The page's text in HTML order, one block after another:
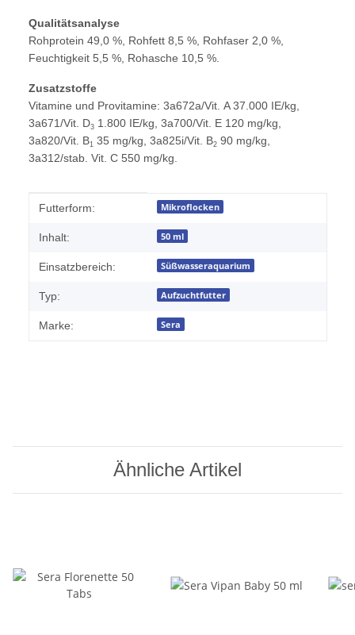
Qualitätsanalyse
Rohprotein 49,0 %, Rohfett 8,5 %, Rohfaser 2,0 %,
Feuchtigkeit 5,5 %, Rohasche 10,5 %.
Zusatzstoffe
Vitamine und Provitamine: 3a672a/Vit. A 37.000 IE/kg,
3a671/Vit. D3 1.800 IE/kg, 3a700/Vit. E 120 mg/kg,
3a820/Vit. B1 35 mg/kg, 3a825i/Vit. B2 90 mg/kg,
3a312/stab. Vit. C 550 mg/kg.
Produkteigenschaft
Wert
Futterform: Mikroflocken
Inhalt: 50 ml
Einsatzbereich: Süßwasseraquarium
Typ: Aufzuchtfutter
Marke: Sera
Ähnliche Artikel